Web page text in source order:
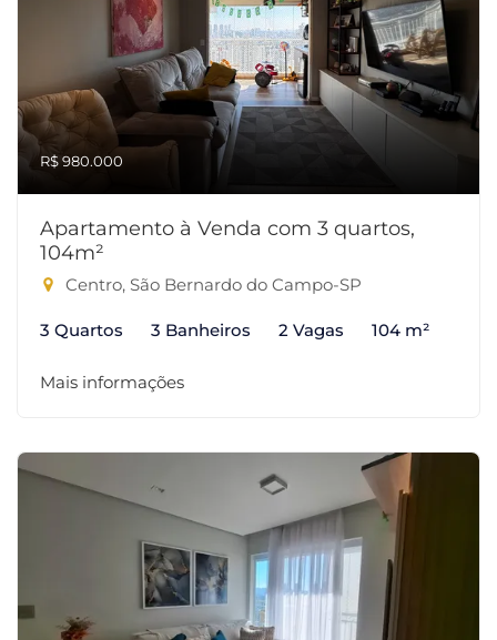
R$ 980.000
Apartamento à Venda com 3 quartos,
104m²
Centro, São Bernardo do Campo-SP
3 Quartos 3 Banheiros 2 Vagas 104 m²
Mais informações